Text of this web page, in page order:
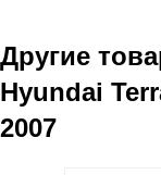
Другие
Hyundai
2007